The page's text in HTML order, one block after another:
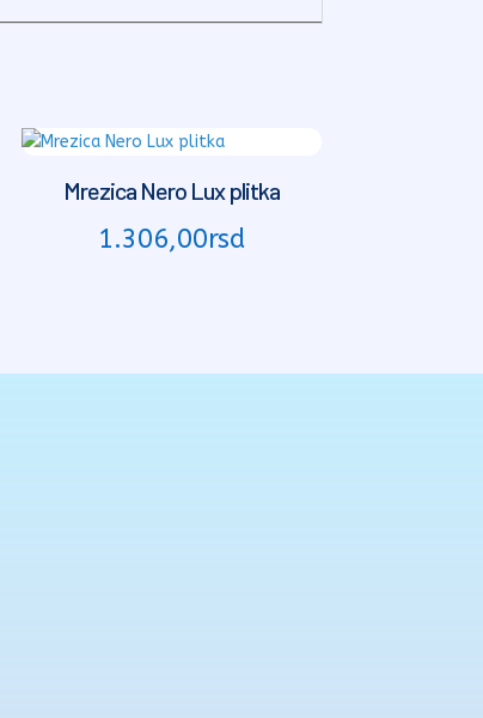
Mrezica Nero Lux plitka
1.306,00rsd